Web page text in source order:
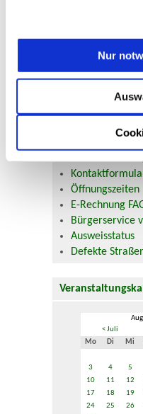
jederzeit mit Wirkung für
Nur
Online-
und
Öffnungszeiten
E-Rechnung
Bürgerservice
Ausweisstatus
Defekte
< Juli
Mo
Di Mi
3
4 5
10
11 12
17
18 19
24
25 26